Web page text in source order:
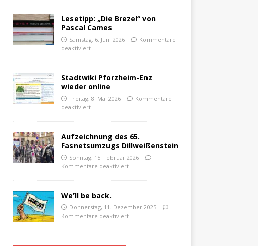
Lesetipp: „Die Brezel“ von
Pascal Cames
Samstag, 6. Juni 2026
Kommentare
deaktiviert
Stadtwiki Pforzheim-Enz
wieder online
Freitag, 8. Mai 2026
Kommentare
deaktiviert
Aufzeichnung des 65.
Fasnetsumzugs Dillweißenstein
Sonntag, 15. Februar 2026
Kommentare deaktiviert
We’ll be back.
Donnerstag, 11. Dezember 2025
Kommentare deaktiviert